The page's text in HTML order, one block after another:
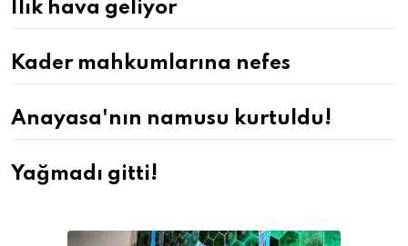
Ilık hava geliyor
Kader mahkumlarına nefes
Anayasa'nın namusu kurtuldu!
Yağmadı gitti!